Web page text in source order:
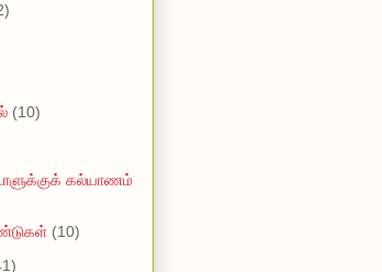
(10)
கல்யாணம்
(10)